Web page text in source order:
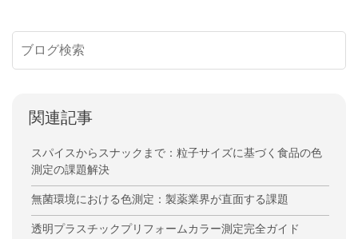
関連記事
スパイスからスナックまで：粒子サイズに基づく食品の色
測定の課題解決
無菌環境における色測定：製薬業界が直面する課題
透明プラスチックプリフォームカラー測定完全ガイド